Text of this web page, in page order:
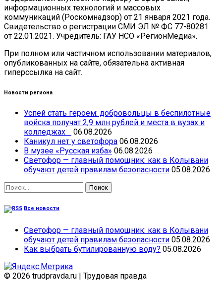
информационных технологий и массовых
коммуникаций (Роскомнадзор) от 21 января 2021 года.
Свидетельство о регистрации СМИ ЭЛ № ФС 77-80281
от 22.01.2021. Учредитель: ГАУ НСО «РегионМедиа».
При полном или частичном использовании материалов,
опубликованных на сайте, обязательна активная
гиперссылка на сайт.
Новости региона
Успей стать героем: добровольцы в беспилотные
войска получат 2,9 млн рублей и места в вузах и
колледжах
06.08.2026
Каникул нет у светофора 06.08.2026
В музее «Русская изба» 06.08.2026
Светофор — главный помощник: как в Колывани
обучают детей правилам безопасности 05.08.2026
Найти:
Все новости
Светофор — главный помощник: как в Колывани
обучают детей правилам безопасности 05.08.2026
Как выбрать бутилированную воду? 05.08.2026
© 2026 trudpravda.ru | Трудовая правда